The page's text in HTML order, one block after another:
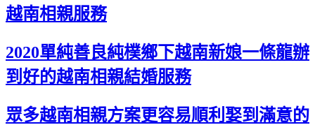
越南相親服務
2020單純善良純樸鄉下越南新娘一條龍辦
到好的越南相親結婚服務
眾多越南相親方案更容易順利娶到滿意的